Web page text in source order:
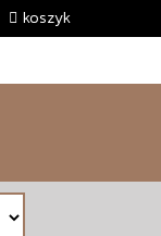
koszyk